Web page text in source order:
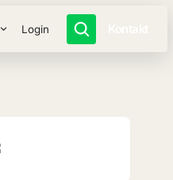
Login